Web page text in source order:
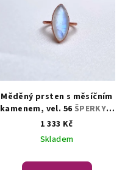
Měděný prsten s měsíčním
kamenem, vel. 56 ŠPERKY S
PŘÍRODNÍMI KRYSTALY
1 333 Kč
Skladem